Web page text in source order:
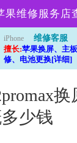
果维修服务店
iPhone
维修客服
擅长:苹果换屏、主
修、电池更换[详细]
少钱